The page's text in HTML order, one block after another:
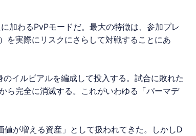
加わるPvPモードだ。最大の特徴は、参加プレ
を実際にリスクにさらして対戦することにあ
イルビアルを編成して投入する。試合に敗れた
ら完全に消滅する。これがいわゆる「パーマデ
が増える資産」として扱われてきた。しかしD